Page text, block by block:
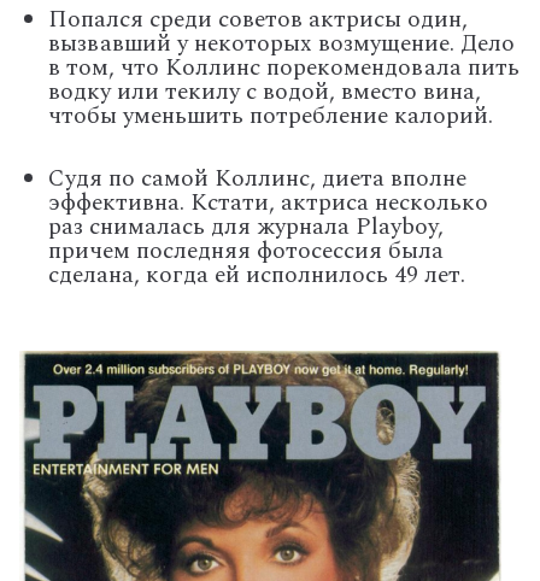
Попался среди советов актрисы один,
вызвавший у некоторых возмущение. Дело
в том, что Коллинс порекомендовала пить
водку или текилу с водой, вместо вина,
чтобы уменьшить потребление калорий.
Судя по самой Коллинс, диета вполне
эффективна. Кстати, актриса несколько
раз снималась для журнала Playboy,
причем последняя фотосессия была
сделана, когда ей исполнилось 49 лет.